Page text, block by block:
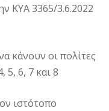
ΚΥΑ 3365/3.6.2022
κάνουν οι πολίτες
5, 6, 7 και 8
ιστότοπο